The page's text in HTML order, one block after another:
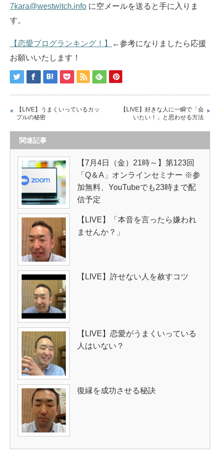
7kara@westwitch.info に空メールを送ると手に入りま
す。
【恋愛ブログランキング！】
←参考になりましたら応援
お願いいたします！
【LIVE】うまくいっているカッ
プルの秘密
【LIVE】好きな人に一瞬で「会
いたい！」と思わせる方法
関連記事
【7月4日（金）21時～】第123回
「Q＆A」オンラインセミナー ※参
加無料、YouTubeでも23時まで配
信予定
【LIVE】「本音を言ったら嫌われ
ませんか？」
【LIVE】許せない人を赦すコツ
【LIVE】恋愛がうまくいっている
人はいない？
復縁を成功させる秘訣